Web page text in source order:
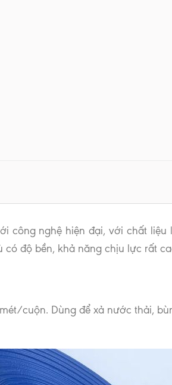
công nghệ hiện đại, với chất
độ bền, khả năng chịu lực rất
cuộn. Dùng để xả nước thải,